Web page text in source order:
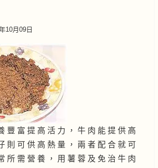
10月09日
豐 富 提 高 活 力 ， 牛 肉 能 提 供 高
則 可 供 高 熱 量 ， 兩 者 配 合 就 可
所 需 營 養 ， 用 薯 蓉 及 免 治 牛 肉